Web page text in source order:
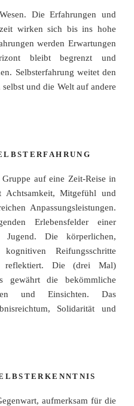
Die Erfahrungen und
wirken sich bis ins hohe
werden Erwartungen
bleibt begrenzt und
Selbsterfahrung weitet den
und die Welt auf andere
auf eine Zeit-Reise in
Mitgefühl und
Anpassungsleistungen.
Erlebensfelder einer
Die körperlichen,
Reifungsschritte
reflektiert. Die (drei Mal)
gewährt die bekömmliche
und Einsichten. Das
Solidarität und
aufmerksam für die